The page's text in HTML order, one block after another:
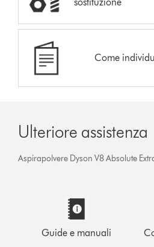
Come
Ulteriore assistenza
Aspirapolvere Dyson V8 Absolute
Guide e manuali